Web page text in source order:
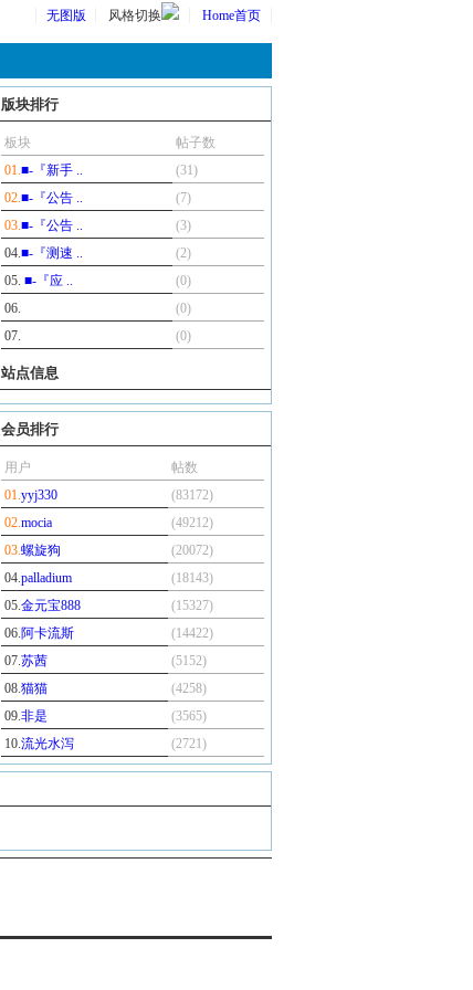
无图版 风格切换 Home首页
版块排行
板块
帖子数
01.■-『新手 ..
(31)
02.■-『公告 ..
(7)
03.■-『公告 ..
(3)
04.■-『测速 ..
(2)
05. ■-『应 ..
(0)
06.
(0)
07.
(0)
站点信息
会员排行
用户
帖数
01.yyj330
(83172)
02.mocia
(49212)
03.螺旋狗
(20072)
04.palladium
(18143)
05.金元宝888
(15327)
06.阿卡流斯
(14422)
07.苏茜
(5152)
08.猫猫
(4258)
09.非是
(3565)
10.流光水泻 (2721)